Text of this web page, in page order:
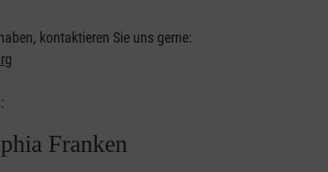
kontaktieren Sie uns gerne:
Franken